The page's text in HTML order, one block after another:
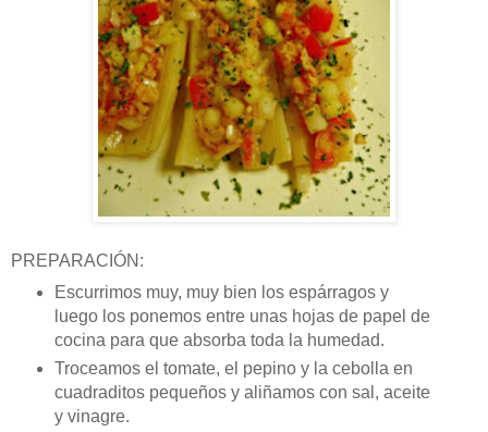
PREPARACIÓN:
Escurrimos muy, muy bien los espárragos y
luego los ponemos entre unas hojas de papel de
cocina para que absorba toda la humedad.
Troceamos el tomate, el pepino y la cebolla en
cuadraditos pequeños y aliñamos con sal, aceite
y vinagre.